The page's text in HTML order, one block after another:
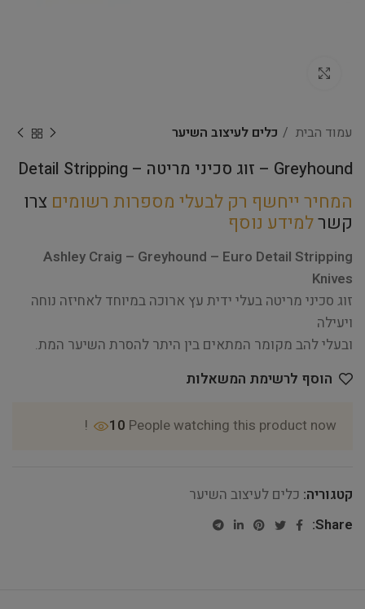
עמוד הבית כלים לעיצוב השיער
Greyhound – זוג סכיני מריטה – Detail Stripping
המחיר ייחשף רק לבעלי מספרות רשומים צרו
קשרלמידע נוסף
Ashley Craig – Greyhound – Euro Detail Stripping
Knives
זוג סכיני מריטה בעלי ידית עץ ארוכה במיוחד לאחיזה נוחה
ויעילה
ובעלי להב מקומר המתאים בין היתר להסרת השיער המת.
הוסף לרשימת המשאלות
10 People watching this product now!
קטגוריה: כלים לעיצוב השיער
Share: